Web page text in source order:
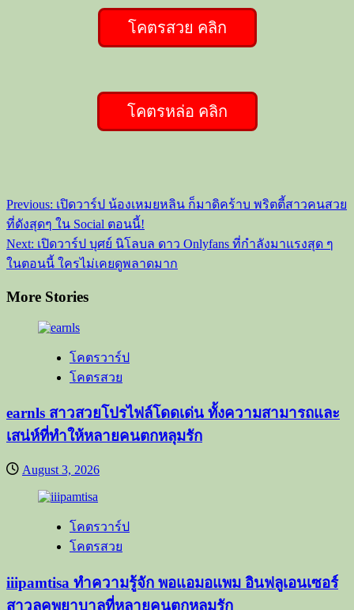
โคตรสวย คลิก
โคตรหล่อ คลิก
Post
navigation
Previous: เปิดวาร์ป น้องเหมยหลิน ก็มาดิคร้าบ พริตตี้สาวคนสวย
ที่ดังสุดๆ ใน Social ตอนนี้!
Next: เปิดวาร์ป บุศย์ นิโลบล ดาว Onlyfans ที่กำลังมาแรงสุด ๆ
ในตอนนี้ ใครไม่เคยดูพลาดมาก
More Stories
โคตรวาร์ป
โคตรสวย
earnls สาวสวยโปรไฟล์โดดเด่น ทั้งความสามารถและ
เสน่ห์ที่ทำให้หลายคนตกหลุมรัก
August 3, 2026
โคตรวาร์ป
โคตรสวย
iiipamtisa ทำความรู้จัก พอแอมอแพม อินฟลูเอนเซอร์
สาวลุคพยาบาลที่หลายคนตกหลุมรัก